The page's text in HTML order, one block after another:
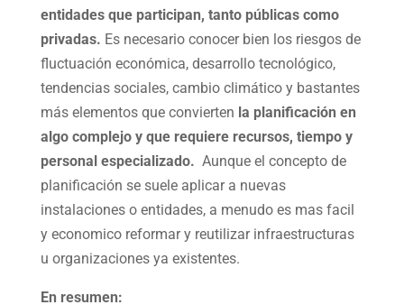
entidades que participan, tanto públicas como
privadas. Es necesario conocer bien los riesgos de
fluctuación económica, desarrollo tecnológico,
tendencias sociales, cambio climático y bastantes
más elementos que convierten la planificación en
algo complejo y que requiere recursos, tiempo y
personal especializado. Aunque el concepto de
planificación se suele aplicar a nuevas
instalaciones o entidades, a menudo es mas facil
y economico reformar y reutilizar infraestructuras
u organizaciones ya existentes.
En resumen: